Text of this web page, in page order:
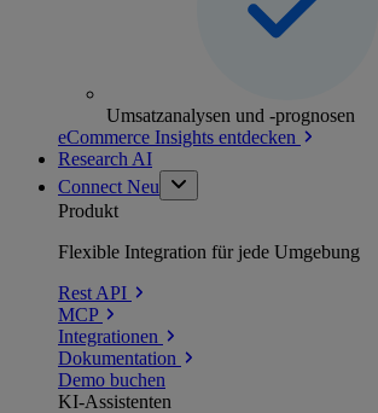
Umsatzanalysen und -prognosen
eCommerce Insights entdecken
Research AI
Connect Neu
Produkt
Flexible Integration für jede Umgebung
Rest API
MCP
Integrationen
Dokumentation
Demo buchen
KI-Assistenten